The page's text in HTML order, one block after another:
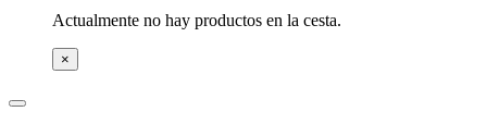
Actualmente no hay productos en la cesta.
×